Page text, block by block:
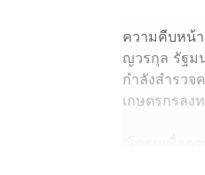
ความคืบหน้
ญวรกุล รัฐม
กำลังสำรวจ
เกษตรกรลง
สัมผัสสารเ